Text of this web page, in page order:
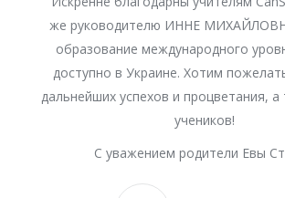
же руководителю ИННЕ
образование международного
доступно в Украине. Хотим
дальнейших успехов и процветания,
учеников!
С уважением родители Евы